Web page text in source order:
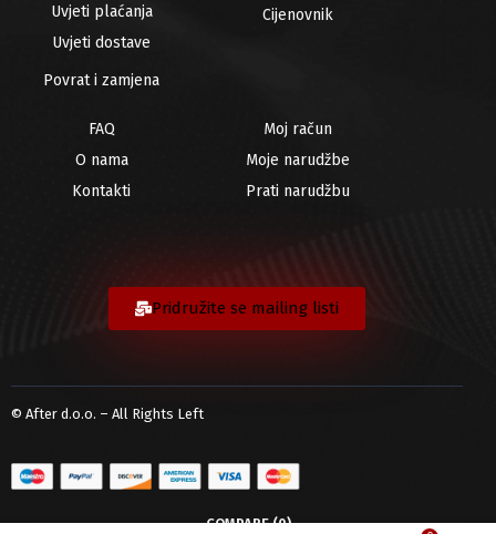
Uvjeti plaćanja
Uvjeti dostave
Povrat i zamjena
Cijenovnik
FAQ
O nama
Kontakti
Moj račun
Moje narudžbe
Prati narudžbu
Pridružite se mailing listi
© After d.o.o. – All Rights Left
COMPARE (0)